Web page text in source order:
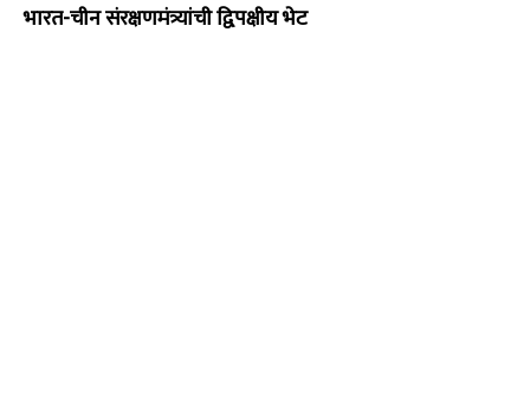
भारत-चीन संरक्षणमंत्र्यांची द्विपक्षीय भेट